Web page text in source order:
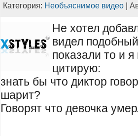
Категория: Необъяснимое видео |
Не хотел
видел
показали то и
цитирую:
знать бы что диктор
шарит?
Говорят что девочка